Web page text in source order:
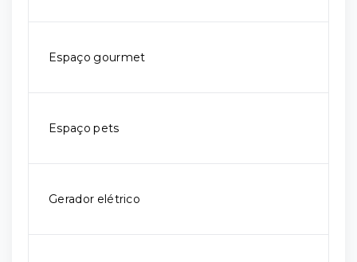
Espaço gourmet
Espaço pets
Gerador elétrico